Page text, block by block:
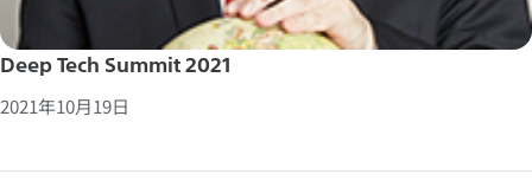
Deep Tech Summit 2021
2021年10月19日